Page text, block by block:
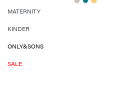
MATERNITY
KINDER
ONLY&SONS
SALE